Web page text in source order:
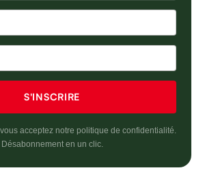
acceptez notre politique de confidentialité.
Désabonnement en un clic.